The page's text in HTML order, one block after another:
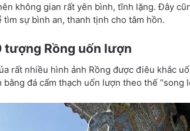
không gian rất yên bình, tĩnh lặng. Đây
sự bình an, thanh tịnh cho tâm hồn.
tượng Rồng uốn lượn
rất nhiều hình ảnh Rồng được điêu khắc
đá cẩm thạch uốn lượn theo thế “song